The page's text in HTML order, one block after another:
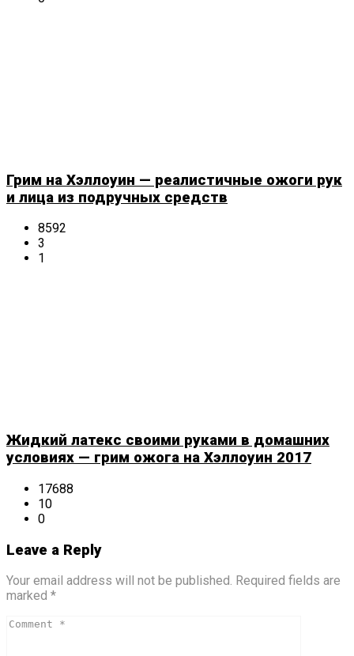
Грим на Хэллоуин — реалистичные ожоги рук
и лица из подручных средств
8592
3
1
Жидкий латекс своими руками в домашних
условиях — грим ожога на Хэллоуин 2017
17688
10
0
Leave a Reply
Your email address will not be published. Required fields are
marked *